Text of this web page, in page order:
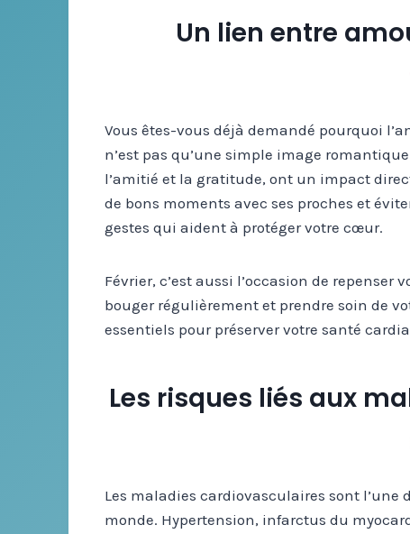
Un lien entre
Vous êtes-vous déjà demandé pourquoi
n’est pas qu’une simple image
l’amitié et la gratitude, ont un impact
de bons moments avec ses proches et
gestes qui aident à protéger votre cœur.
Février, c’est aussi l’occasion de
bouger régulièrement et prendre soin de
essentiels pour préserver votre santé
Les risques liés aux
Les maladies cardiovasculaires sont l’une
monde. Hypertension, infarctus du